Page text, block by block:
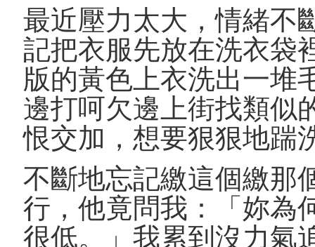
最近壓力太大，情緒不
記把衣服先放在洗衣袋
版的黃色上衣洗出一堆
邊打呵欠邊上街找類似
恨交加，想要狠狠地踹
不斷地忘記繳這個繳那
行，他竟問我：「妳為
很低。」我累到沒力氣